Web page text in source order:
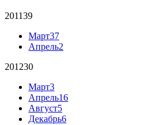
201139
Март37
Апрель2
201230
Март3
Апрель16
Август5
Декабрь6